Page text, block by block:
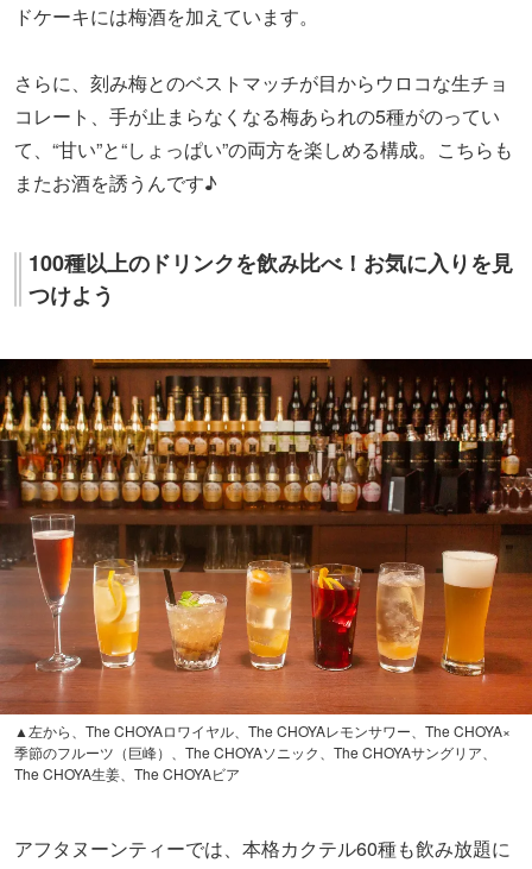
ドケーキには梅酒を加えています。
さらに、刻み梅とのベストマッチが目からウロコな生チョ
コレート、手が止まらなくなる梅あられの5種がのってい
て、“甘い”と“しょっぱい”の両方を楽しめる構成。こちらも
またお酒を誘うんです♪
100種以上のドリンクを飲み比べ！お気に入りを見
つけよう
▲左から、The CHOYAロワイヤル、The CHOYAレモンサワー、The CHOYA×
季節のフルーツ（巨峰）、The CHOYAソニック、The CHOYAサングリア、
The CHOYA生姜、The CHOYAビア
アフタヌーンティーでは、本格カクテル60種も飲み放題に